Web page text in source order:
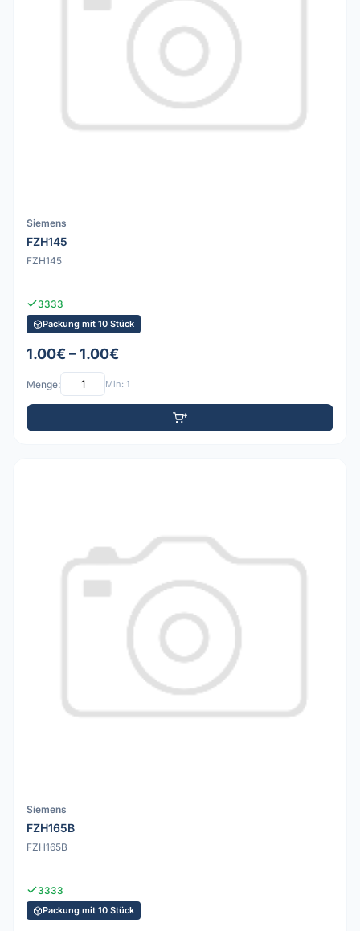
Siemens
FZH145
FZH145
3333
Packung mit 10 Stück
1.00€ – 1.00€
Menge: Min: 1
Siemens
FZH165B
FZH165B
3333
Packung mit 10 Stück